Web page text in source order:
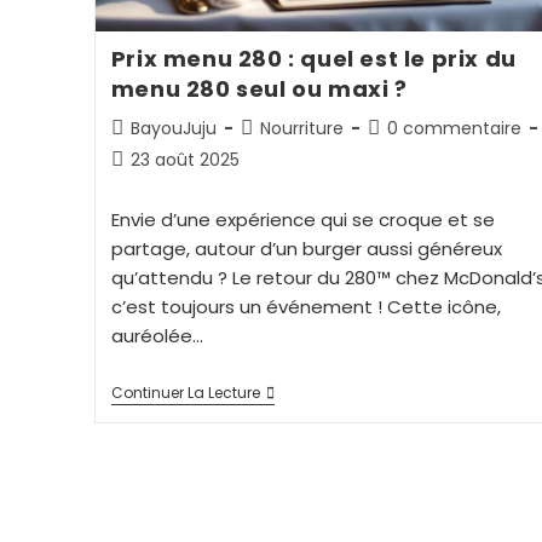
Prix menu 280 : quel est le prix du
menu 280 seul ou maxi ?
BayouJuju Nourriture
0 commentaire
23 août 2025
Envie d’une expérience qui se croque et se
partage, autour d’un burger aussi généreux
qu’attendu ? Le retour du 280™ chez
c’est toujours un événement ! Cette icône,
auréolée…
Continuer La Lecture